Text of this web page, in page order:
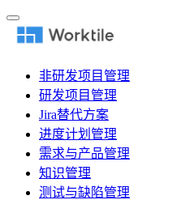
非研发项目管理
研发项目管理
Jira替代方案
进度计划管理
需求与产品管理
知识管理
测试与缺陷管理